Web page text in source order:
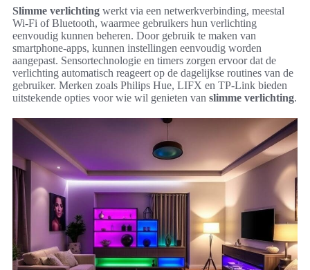
Slimme verlichting werkt via een netwerkverbinding, meestal
Wi-Fi of Bluetooth, waarmee gebruikers hun verlichting
eenvoudig kunnen beheren. Door gebruik te maken van
smartphone-apps, kunnen instellingen eenvoudig worden
aangepast. Sensortechnologie en timers zorgen ervoor dat de
verlichting automatisch reageert op de dagelijkse routines van de
gebruiker. Merken zoals Philips Hue, LIFX en TP-Link bieden
uitstekende opties voor wie wil genieten van slimme verlichting.